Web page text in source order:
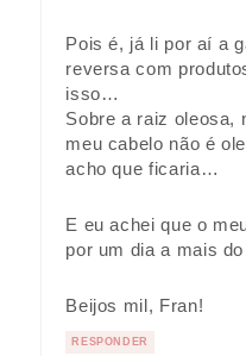
Pois é, já li por aí a
reversa com
isso…
Sobre a raiz oleosa,
meu cabelo não é
acho que ficaria…
E eu achei que o
por um dia a mais
Beijos mil, Fran!
RESPONDER